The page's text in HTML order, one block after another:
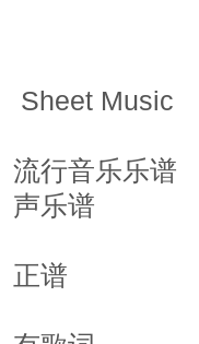
Sheet Music
流行音乐乐谱
声乐谱
正谱